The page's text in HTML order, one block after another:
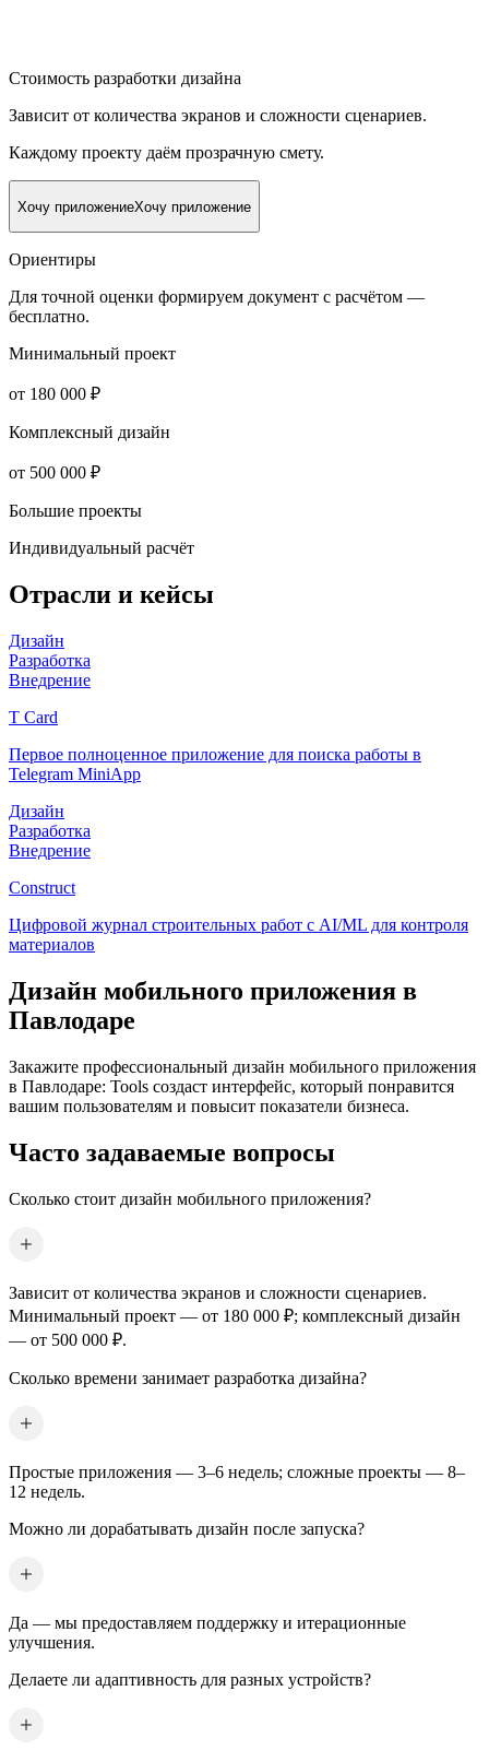
Стоимость разработки дизайна
Зависит от количества экранов и сложности сценариев.
Каждому проекту даём прозрачную смету.
Хочу приложениеХочу приложение
Ориентиры
Для точной оценки формируем документ с расчётом —
бесплатно.
Минимальный проект
от 180 000 ₽
Комплексный дизайн
от 500 000 ₽
Большие проекты
Индивидуальный расчёт
Отрасли и кейсы
Дизайн
Разработка
Внедрение
T Card
Первое полноценное приложение для поиска работы в
Telegram MiniApp
Дизайн
Разработка
Внедрение
Construct
Цифровой журнал строительных работ с AI/ML для контроля
материалов
Дизайн мобильного приложения в
Павлодаре
Закажите профессиональный дизайн мобильного приложения
в Павлодаре: Tools создаст интерфейс, который понравится
вашим пользователям и повысит показатели бизнеса.
Часто задаваемые вопросы
Сколько стоит дизайн мобильного приложения?
Зависит от количества экранов и сложности сценариев.
Минимальный проект — от 180 000 ₽; комплексный дизайн
— от 500 000 ₽.
Сколько времени занимает разработка дизайна?
Простые приложения — 3–6 недель; сложные проекты — 8–
12 недель.
Можно ли дорабатывать дизайн после запуска?
Да — мы предоставляем поддержку и итерационные
улучшения.
Делаете ли адаптивность для разных устройств?